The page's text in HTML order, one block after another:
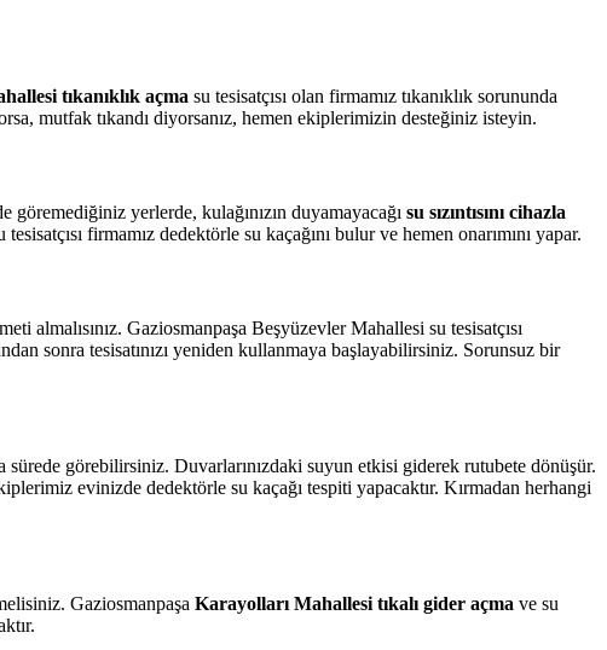
tıkanıklık açma su tesisatçısı olan firmamız tıkanıklık sorununda
mutfak tıkandı diyorsanız, hemen ekiplerimizin desteğiniz isteyin.
göremediğiniz yerlerde, kulağınızın duyamayacağı su sızıntısını cihazla
firmamız dedektörle su kaçağını bulur ve hemen onarımını yapar.
almalısınız. Gaziosmanpaşa Beşyüzevler Mahallesi su tesisatçısı
sonra tesisatınızı yeniden kullanmaya başlayabilirsiniz. Sorunsuz bir
görebilirsiniz. Duvarlarınızdaki suyun etkisi giderek rutubete dönüşür.
evinizde dedektörle su kaçağı tespiti yapacaktır. Kırmadan herhangi
Gaziosmanpaşa Karayolları Mahallesi tıkalı gider açma ve su